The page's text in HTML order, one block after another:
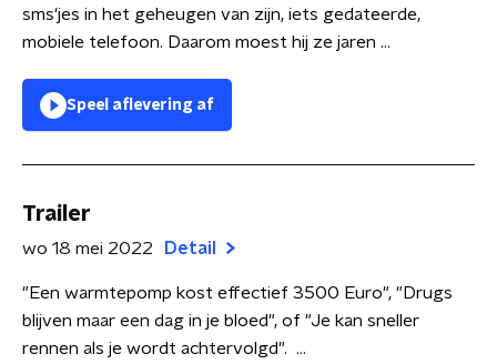
sms'jes in het geheugen van zijn, iets gedateerde,
mobiele telefoon. Daarom moest hij ze jaren ...
Speel aflevering af
Trailer
wo 18 mei 2022 Detail
"Een warmtepomp kost effectief 3500 Euro", "Drugs
blijven maar een dag in je bloed", of "Je kan sneller
rennen als je wordt achtervolgd". ...